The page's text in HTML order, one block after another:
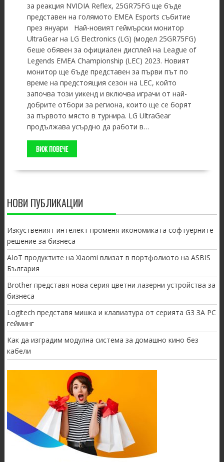
за реакция NVIDIA Reflex, 25GR75FG ще бъде
представен на голямото EMEA Esports събитие
през януари Най-новият геймърски монитор
UltraGear на LG Electronics (LG) (модел 25GR75FG)
беше обявен за официален дисплей на League of
Legends EMEA Championship (LEC) 2023. Новият
монитор ще бъде представен за първи път по
време на предстоящия сезон на LEC, който
започва този уикенд и включва играчи от най-
добрите отбори за региона, които ще се борят
за първото място в турнира. LG UltraGear
продължава усърдно да работи в…
ВИЖ ПОВЕЧЕ
НОВИ ПУБЛИКАЦИИ
Изкуственият интелект променя икономиката софтуерните
решение за бизнеса
AIoT продуктите на Xiaomi влизат в портфолиото на ASBIS
България
Brother представя нова серия цветни лазерни устройства за
бизнеса
Logitech представя мишка и клавиатура от серията G3 ЗА PC
гейминг
Как да изградим модулна система за домашно кино без
кабели